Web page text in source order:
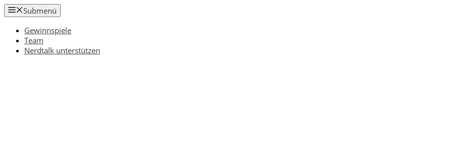
Zum
Inhalt
springen
Submenü
Gewinnspiele
Team
Nerdtalk unterstützen